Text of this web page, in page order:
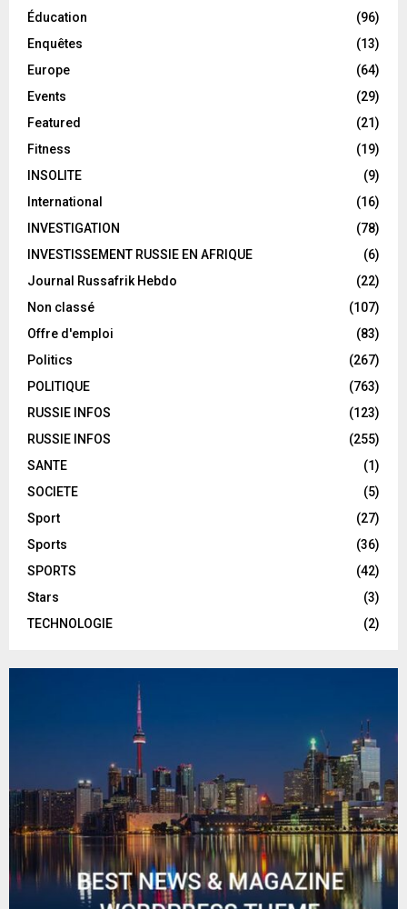
Éducation
(96)
Enquêtes
(13)
Europe
(64)
Events
(29)
Featured
(21)
Fitness
(19)
INSOLITE
(9)
International
(16)
INVESTIGATION
(78)
INVESTISSEMENT RUSSIE EN AFRIQUE
(6)
Journal Russafrik Hebdo
(22)
Non classé
(107)
Offre d'emploi
(83)
Politics
(267)
POLITIQUE
(763)
RUSSIE INFOS
(123)
RUSSIE INFOS
(255)
SANTE
(1)
SOCIETE
(5)
Sport
(27)
Sports
(36)
SPORTS
(42)
Stars
(3)
TECHNOLOGIE
(2)